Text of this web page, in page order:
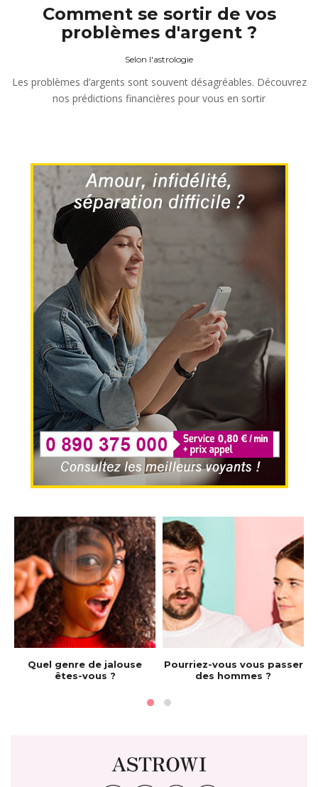
Comment se sortir de vos
problèmes d'argent ?
Selon l'astrologie
Les problèmes d’argents sont souvent désagréables. Découvrez
nos prédictions financières pour vous en sortir
Quel genre de jalouse
êtes-vous ?
Pourriez-vous vous passer
des hommes ?
ASTROWI